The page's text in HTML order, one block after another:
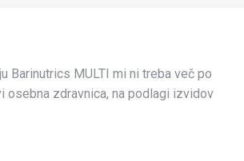
Barinutrics MULTI mi ni treba več po
osebna zdravnica, na podlagi izvidov